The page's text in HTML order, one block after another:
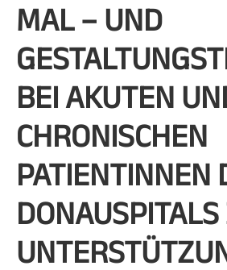
MAL – UND
BEI AKUTEN
CHRONISCHEN
PATIENTINNEN